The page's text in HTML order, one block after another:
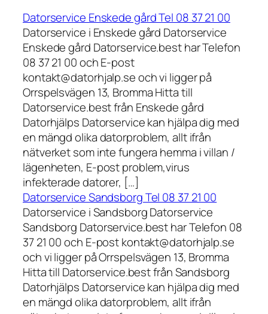
Datorservice Enskede gård Tel 08 37 21 00
Datorservice i Enskede gård Datorservice
Enskede gård Datorservice.best har Telefon
08 37 21 00 och E-post
kontakt@datorhjalp.se och vi ligger på
Orrspelsvägen 13, Bromma Hitta till
Datorservice.best från Enskede gård
Datorhjälps Datorservice kan hjälpa dig med
en mängd olika datorproblem, allt ifrån
nätverket som inte fungera hemma i villan /
lägenheten, E-post problem,virus
infekterade datorer, […]
Datorservice Sandsborg Tel 08 37 21 00
Datorservice i Sandsborg Datorservice
Sandsborg Datorservice.best har Telefon 08
37 21 00 och E-post kontakt@datorhjalp.se
och vi ligger på Orrspelsvägen 13, Bromma
Hitta till Datorservice.best från Sandsborg
Datorhjälps Datorservice kan hjälpa dig med
en mängd olika datorproblem, allt ifrån